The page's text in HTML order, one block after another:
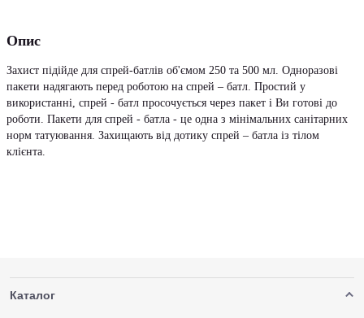
Опис
Захист підійде для спрей-батлів об'ємом 250 та 500 мл. Одноразові
пакети надягають перед роботою на спрей – батл. Простий у
використанні, спрей - батл просочується через пакет і Ви готові до
роботи. Пакети для спрей - батла - це одна з мінімальних санітарних
норм татуювання. Захищають від дотику спрей – батла із тілом
клієнта.
Каталог